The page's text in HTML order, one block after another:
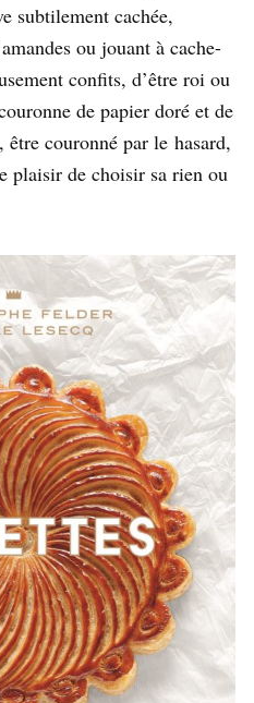
subtilement cachée,
ou jouant à cache-
confits, d’être roi ou
de papier doré et de
être couronné par le hasard,
plaisir de choisir sa rien ou